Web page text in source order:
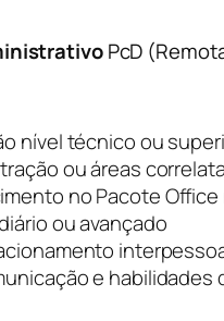
PcD
nível técnico ou
ou áreas
no Pacote Office
ou avançado
e habilidades